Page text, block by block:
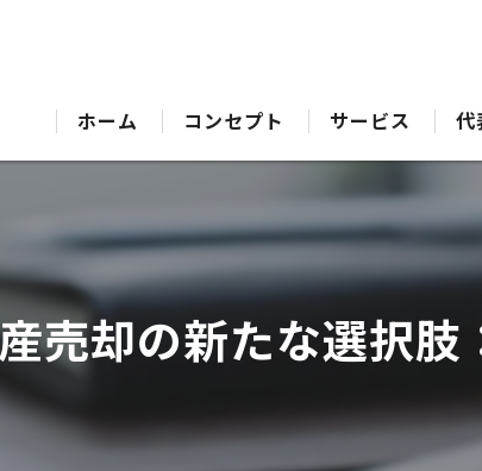
ホーム コンセプト
水戸の不動産売却･水戸不動産売却相
水戸の不動産売却･水戸不動産売却相
サービス 代
売却の新たな選択